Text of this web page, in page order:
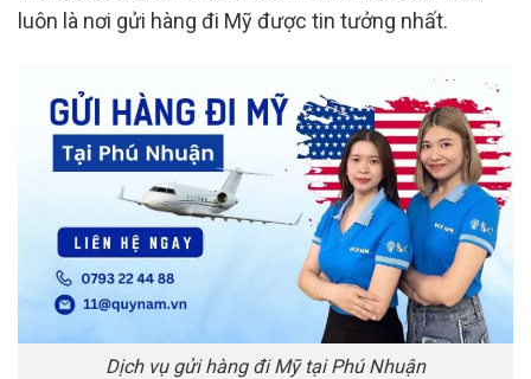
luôn là nơi gửi hàng đi Mỹ được tin tưởng nhất.
Dịch vụ gửi hàng đi Mỹ tại Phú Nhuận